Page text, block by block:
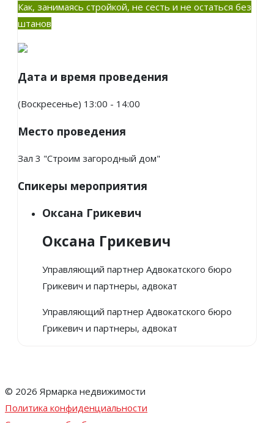
Как, занимаясь стройкой, не сесть и не остаться без
штанов
Дата и время проведения
(Воскресенье) 13:00 - 14:00
Место проведения
Зал 3 "Строим загородный дом"
Спикеры мероприятия
Оксана Грикевич
Оксана Грикевич
Управляющий партнер Адвокатского бюро
Грикевич и партнеры, адвокат
Управляющий партнер Адвокатского бюро
Грикевич и партнеры, адвокат
© 2026 Ярмарка недвижимости
Политика конфиденциальности